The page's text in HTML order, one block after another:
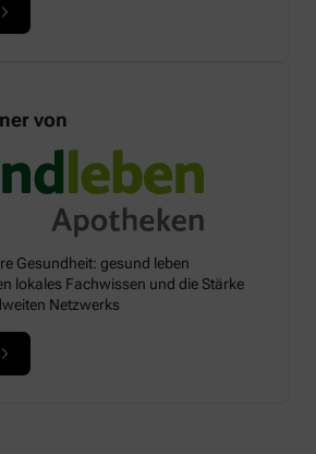
von
Gesundheit: gesund leben
lokales Fachwissen und die Stärke
Netzwerks